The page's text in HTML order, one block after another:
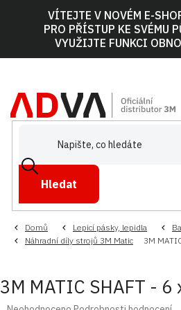
VÍTEJTE V NOVÉM E-
PRO PŘÍSTUP KE SVÉMU
VYUŽIJTE FUNKCI
Hledat
Domů Lepicí pásky, lepidla
Náhradní díly strojů 3M Matic
3M
3M MATIC SHAFT - 6